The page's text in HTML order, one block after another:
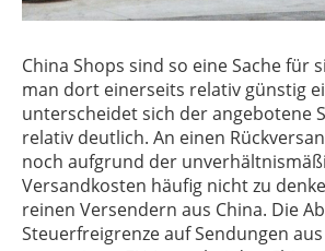
China Shops sind so eine Sache für
man dort einerseits relativ günstig
unterscheidet sich der angebotene
relativ deutlich. An einen
noch aufgrund der
Versandkosten häufig nicht zu
reinen Versendern aus China. Die
Steuerfreigrenze auf Sendungen